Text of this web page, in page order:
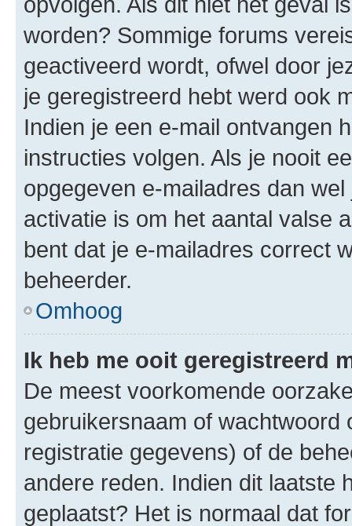
worden? Sommige forums
geactiveerd wordt, ofwel door
je geregistreerd hebt werd ook
Indien je een e-mail ontvangen
instructies volgen. Als je nooit
opgegeven e-mailadres dan
activatie is om het aantal valse
bent dat je e-mailadres correct
beheerder.
Omhoog
Ik heb me ooit geregistreerd
De meest voorkomende
gebruikersnaam of wachtwoord
registratie gegevens) of de
andere reden. Indien dit laatste
geplaatst? Het is normaal dat